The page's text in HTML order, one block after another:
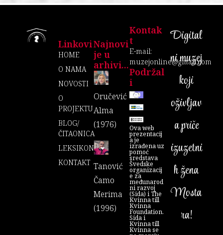
Linkovi
HOME
O NAMA
NOVOSTI
O
PROJEKTU
BLOG/
ČITAONICA
LEKSIKON
KONTAKT
Najnovi
je u
arhivi...
Oručević
Alma
(1976)
Tanović
Čamo
Merima
(1996)
Kontak
T
E-mail:
muzejonline@gmail.com
Podržal
I
Ova web
prezentacij
a je
izrađena uz
pomoć
sredstava
Švedske
organizacij
e za
međunarod
ni razvoj
(Sida) i The
Kvinna till
Kvinna
Foundation.
Sida i
Kvinna till
Kvinna se
Digital
ni muzej
koji
oživljav
a priče
izuzetni
h žena
Mosta
ra!